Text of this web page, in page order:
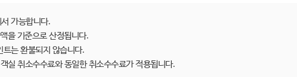
서 가능합니다.
을 기준으로 산정됩니다.
트는 환불되지 않습니다.
실 취소수수료와 동일한 취소수수료가 적용됩니다.